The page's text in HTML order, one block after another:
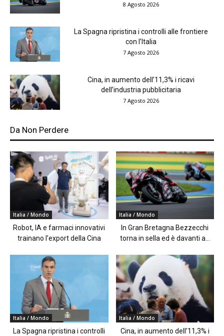
8 Agosto 2026
La Spagna ripristina i controlli alle frontiere
con l’Italia
7 Agosto 2026
Cina, in aumento dell’11,3% i ricavi
dell’industria pubblicitaria
7 Agosto 2026
Da Non Perdere
Italia / Mondo
Robot, IA e farmaci innovativi
trainano l’export della Cina
Italia / Mondo
In Gran Bretagna Bezzecchi
torna in sella ed è davanti a...
Italia / Mondo
La Spagna ripristina i controlli
Italia / Mondo
Cina, in aumento dell’11,3% i